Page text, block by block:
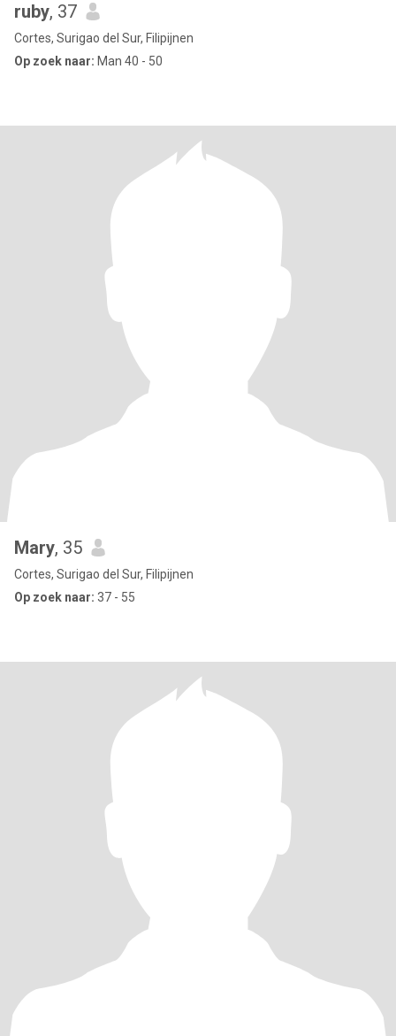
ruby, 37
Cortes, Surigao del Sur, Filipijnen
Op zoek naar: Man 40 - 50
Mary, 35
Cortes, Surigao del Sur, Filipijnen
Op zoek naar: 37 - 55